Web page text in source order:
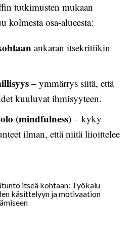
tutkimusten mukaan
kolmesta osa-alueesta:
ankaran itsekritiikin
– ymmärrys siitä, että
kuuluvat ihmisyyteen.
(mindfulness) – kyky
ilman, että niitä liioittelee
itseä kohtaan: Työkalu
käsittelyyn ja motivaation